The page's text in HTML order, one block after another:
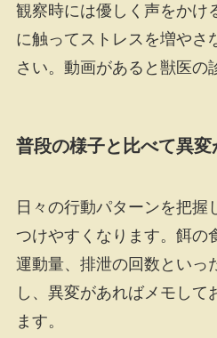
観察時には優しく声をかけ
に触ってストレスを増やさ
さい。動画があると獣医の
普段の様子と比べて異変
日々の行動パターンを把握
つけやすくなります。餌の
運動量、排泄の回数といっ
し、異変があればメモして
ます。